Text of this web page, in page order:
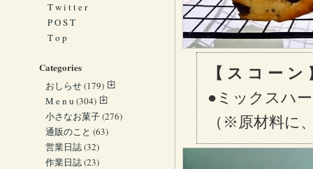
【 ス コ ー ン
●ミックスハ
（※原材料に
T w i t t e r
P O S T
T o p
Categories
おしらせ(179)
M e n u (304)
小さなお菓子(276)
通販のこと (63)
営業日誌(32)
作業日誌(23)